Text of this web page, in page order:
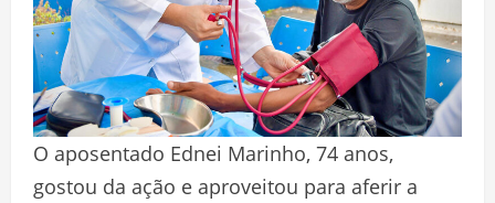
O aposentado Ednei Marinho, 74 anos,
gostou da ação e aproveitou para aferir a